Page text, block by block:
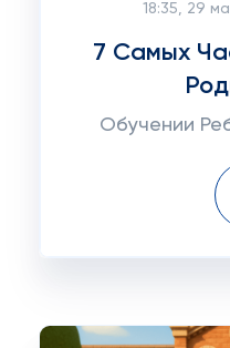
18:35, 29
7 Самых
Обучении